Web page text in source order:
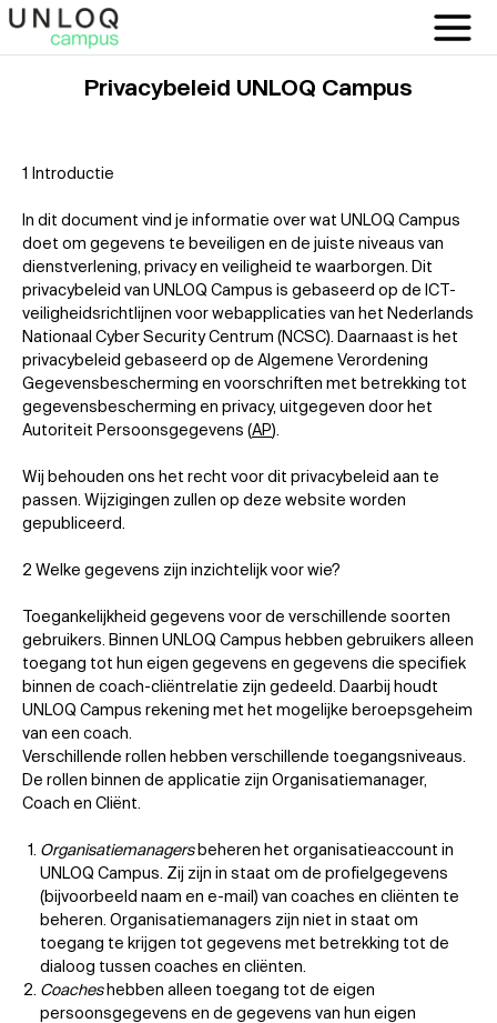
Privacybeleid UNLOQ Campus
1 Introductie
In dit document vind je informatie over wat UNLOQ Campus
doet om gegevens te beveiligen en de juiste niveaus van
dienstverlening, privacy en veiligheid te waarborgen. Dit
privacybeleid van UNLOQ Campus is gebaseerd op de ICT-
veiligheidsrichtlijnen voor webapplicaties van het Nederlands
Nationaal Cyber Security Centrum (NCSC). Daarnaast is het
privacybeleid gebaseerd op de Algemene Verordening
Gegevensbescherming en voorschriften met betrekking tot
gegevensbescherming en privacy, uitgegeven door het
Autoriteit Persoonsgegevens (AP).
Wij behouden ons het recht voor dit privacybeleid aan te
passen. Wijzigingen zullen op deze website worden
gepubliceerd.
2 Welke gegevens zijn inzichtelijk voor wie?
Toegankelijkheid gegevens voor de verschillende soorten
gebruikers. Binnen UNLOQ Campus hebben gebruikers alleen
toegang tot hun eigen gegevens en gegevens die specifiek
binnen de coach-cliëntrelatie zijn gedeeld. Daarbij houdt
UNLOQ Campus rekening met het mogelijke beroepsgeheim
van een coach.
Verschillende rollen hebben verschillende toegangsniveaus.
De rollen binnen de applicatie zijn Organisatiemanager,
Coach en Cliënt.
Organisatiemanagersbeheren het organisatieaccount in
UNLOQ Campus. Zij zijn in staat om de profielgegevens
(bijvoorbeeld naam en e-mail) van coaches en cliënten te
beheren. Organisatiemanagers zijn niet in staat om
toegang te krijgen tot gegevens met betrekking tot de
dialoog tussen coaches en cliënten.
Coacheshebben alleen toegang tot de eigen
persoonsgegevens en de gegevens van hun eigen